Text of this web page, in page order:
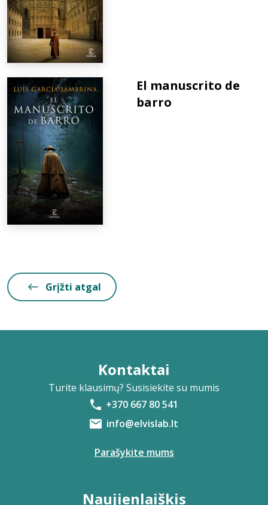
El manuscrito de
barro
Grįžti atgal
Kontaktai
Turite klausimų? Susisiekite su mumis
+370 667 80 541
info@elvislab.lt
Parašykite mums
Naujienlaiškis